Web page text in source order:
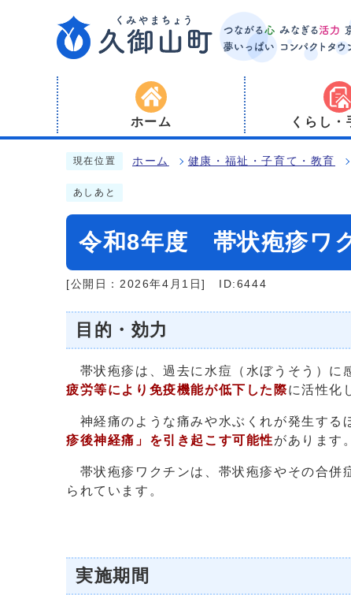
ホーム くらし・
現在位置 ホーム 健康・福祉・子育て・教育
あしあと
令和8年度 帯状疱疹ワ
[公開日：2026年4月1日] ID:6444
目的・効力
帯状疱疹は、過去に水痘（水ぼうそう）に
疲労等により免疫機能が低下した際に活性化
神経痛のような痛みや水ぶくれが発生する
疹後神経痛」を引き起こす可能性があります。
帯状疱疹ワクチンは、帯状疱疹やその合併
られています。
実施期間